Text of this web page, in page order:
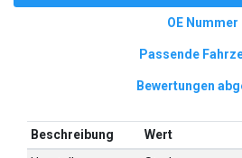
OE Nummer
Passende
Bewertungen
Beschreibung
Wert